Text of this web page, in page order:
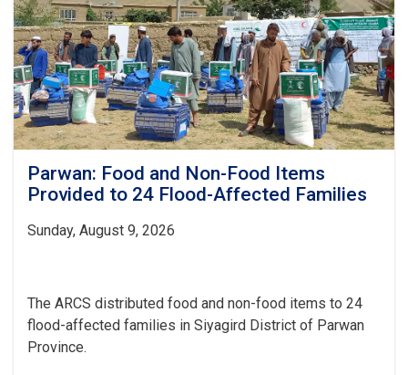
Parwan: Food and Non-Food Items
Provided to 24 Flood-Affected Families
Sunday, August 9, 2026
The ARCS distributed food and non-food items to 24
flood-affected families in Siyagird District of Parwan
Province.